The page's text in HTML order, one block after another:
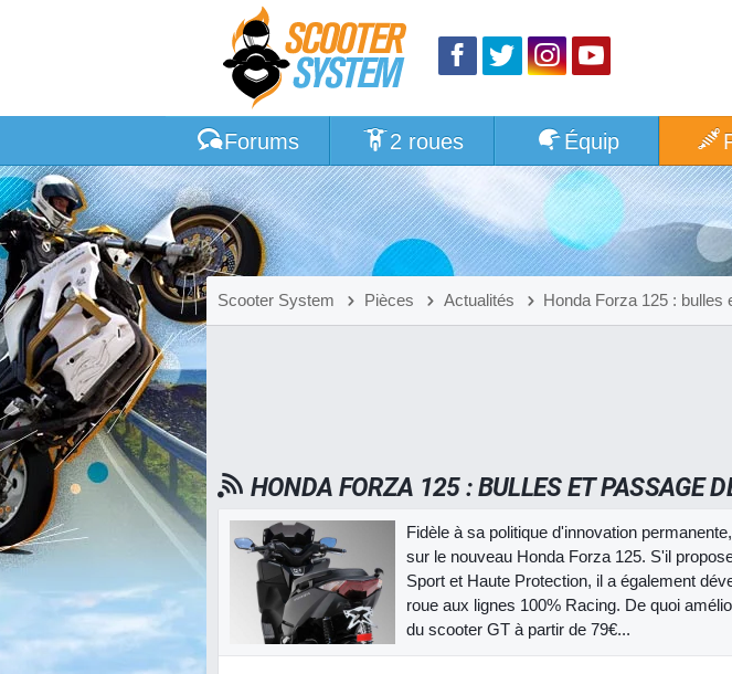
Forums 2 roues Équip
Scooter System Pièces Actualités Honda Forza 125 : bulles
HONDA FORZA 125 : BULLES ET PASSAGE
Fidèle à sa politique d'innovation
sur le nouveau Honda Forza 125. S'il
Sport et Haute Protection, il a également
roue aux lignes 100% Racing. De quoi
du scooter GT à partir de 79€...